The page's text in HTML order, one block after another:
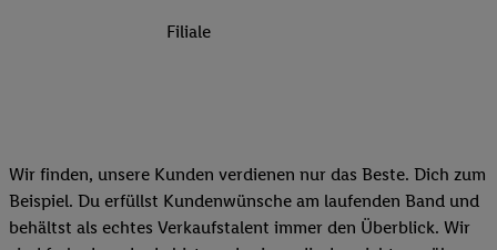
Filiale
Wir finden, unsere Kunden verdienen nur das Beste. Dich zum
Beispiel. Du erfüllst Kundenwünsche am laufenden Band und
behältst als echtes Verkaufstalent immer den Überblick. Wir